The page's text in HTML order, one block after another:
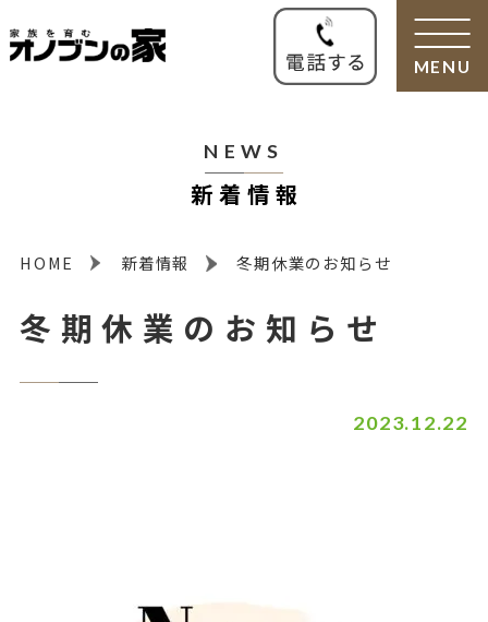
MENU
NEWS
新着情報
HOME 新着情報 冬期休業のお知らせ
冬期休業のお知らせ
2023.12.22